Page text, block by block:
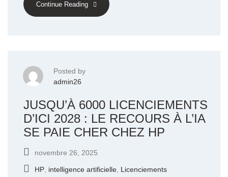
Continue Reading
Posted by
admin26
JUSQU’À 6000 LICENCIEMENTS
D’ICI 2028 : LE RECOURS À L’IA
SE PAIE CHER CHEZ HP
novembre 26, 2025
HP, intelligence artificielle, Licenciements